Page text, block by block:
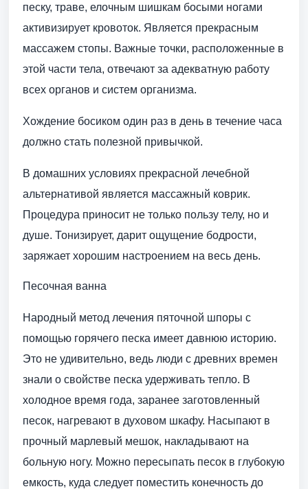
песку, траве, елочным шишкам босыми ногами
активизирует кровоток. Является прекрасным
массажем стопы. Важные точки, расположенные в
этой части тела, отвечают за адекватную работу
всех органов и систем организма.
Хождение босиком один раз в день в течение часа
должно стать полезной привычкой.
В домашних условиях прекрасной лечебной
альтернативой является массажный коврик.
Процедура приносит не только пользу телу, но и
душе. Тонизирует, дарит ощущение бодрости,
заряжает хорошим настроением на весь день.
Песочная ванна
Народный метод лечения пяточной шпоры с
помощью горячего песка имеет давнюю историю.
Это не удивительно, ведь люди с древних времен
знали о свойстве песка удерживать тепло. В
холодное время года, заранее заготовленный
песок, нагревают в духовом шкафу. Насыпают в
прочный марлевый мешок, накладывают на
больную ногу. Можно пересыпать песок в глубокую
емкость, куда следует поместить конечность до